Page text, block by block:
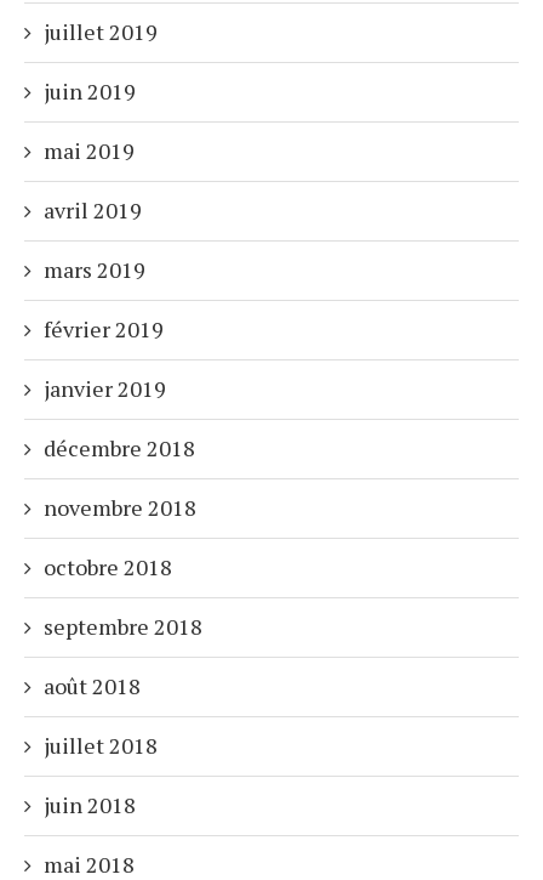
juillet 2019
juin 2019
mai 2019
avril 2019
mars 2019
février 2019
janvier 2019
décembre 2018
novembre 2018
octobre 2018
septembre 2018
août 2018
juillet 2018
juin 2018
mai 2018